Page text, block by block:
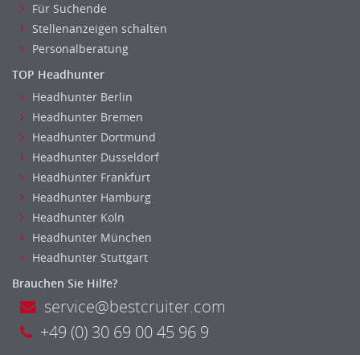
Für Suchende
Stellenanzeigen schalten
Personalberatung
TOP Headhunter
Headhunter Berlin
Headhunter Bremen
Headhunter Dortmund
Headhunter Dusseldorf
Headhunter Frankfurt
Headhunter Hamburg
Headhunter Koln
Headhunter München
Headhunter Stuttgart
Brauchen Sie Hilfe?
service@bestcruiter.com
+49 (0) 30 69 00 45 96 9